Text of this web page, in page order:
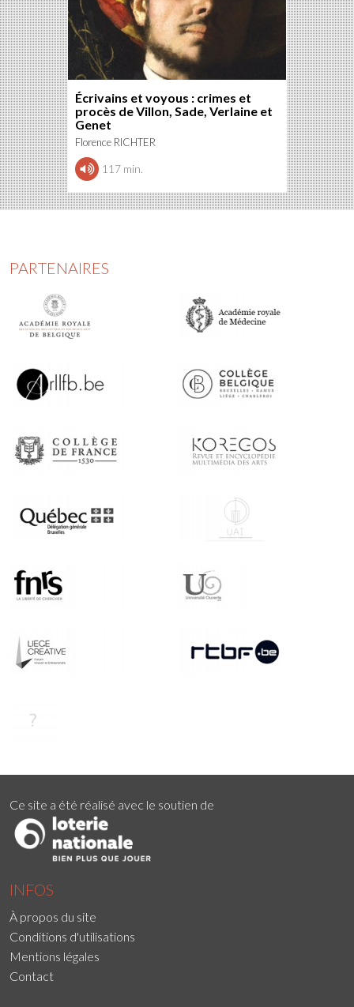
Écrivains et voyous : crimes et
procès de Villon, Sade, Verlaine et
Genet
Florence RICHTER
117 min.
PARTENAIRES
Ce site a été réalisé avec le soutien de
INFOS
À propos du site
Conditions d'utilisations
Mentions légales
Contact